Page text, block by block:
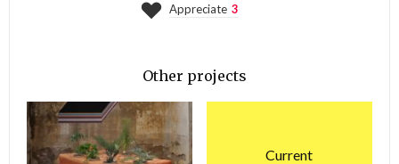
Appreciate 3
Other projects
Current